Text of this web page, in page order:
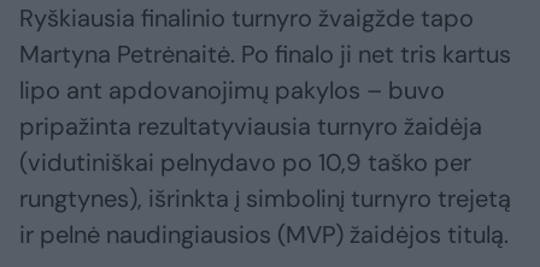
Ryškiausia finalinio turnyro žvaigžde tapo
Martyna Petrėnaitė. Po finalo ji net tris kartus
lipo ant apdovanojimų pakylos – buvo
pripažinta rezultatyviausia turnyro žaidėja
(vidutiniškai pelnydavo po 10,9 taško per
rungtynes), išrinkta į simbolinį turnyro trejetą
ir pelnė naudingiausios (MVP) žaidėjos titulą.